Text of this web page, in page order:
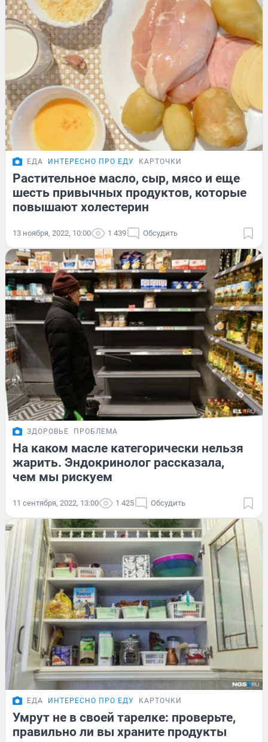
ЕДА ИНТЕРЕСНО ПРО ЕДУ КАРТОЧКИ
Растительное масло, сыр, мясо и еще
шесть привычных продуктов, которые
повышают холестерин
13 ноября, 2022, 10:00 1 439 Обсудить
ЗДОРОВЬЕ ПРОБЛЕМА
На каком масле категорически нельзя
жарить. Эндокринолог рассказала,
чем мы рискуем
11 сентября, 2022, 13:00 1 425 Обсудить
ЕДА ИНТЕРЕСНО ПРО ЕДУ КАРТОЧКИ
Умрут не в своей тарелке: проверьте,
правильно ли вы храните продукты